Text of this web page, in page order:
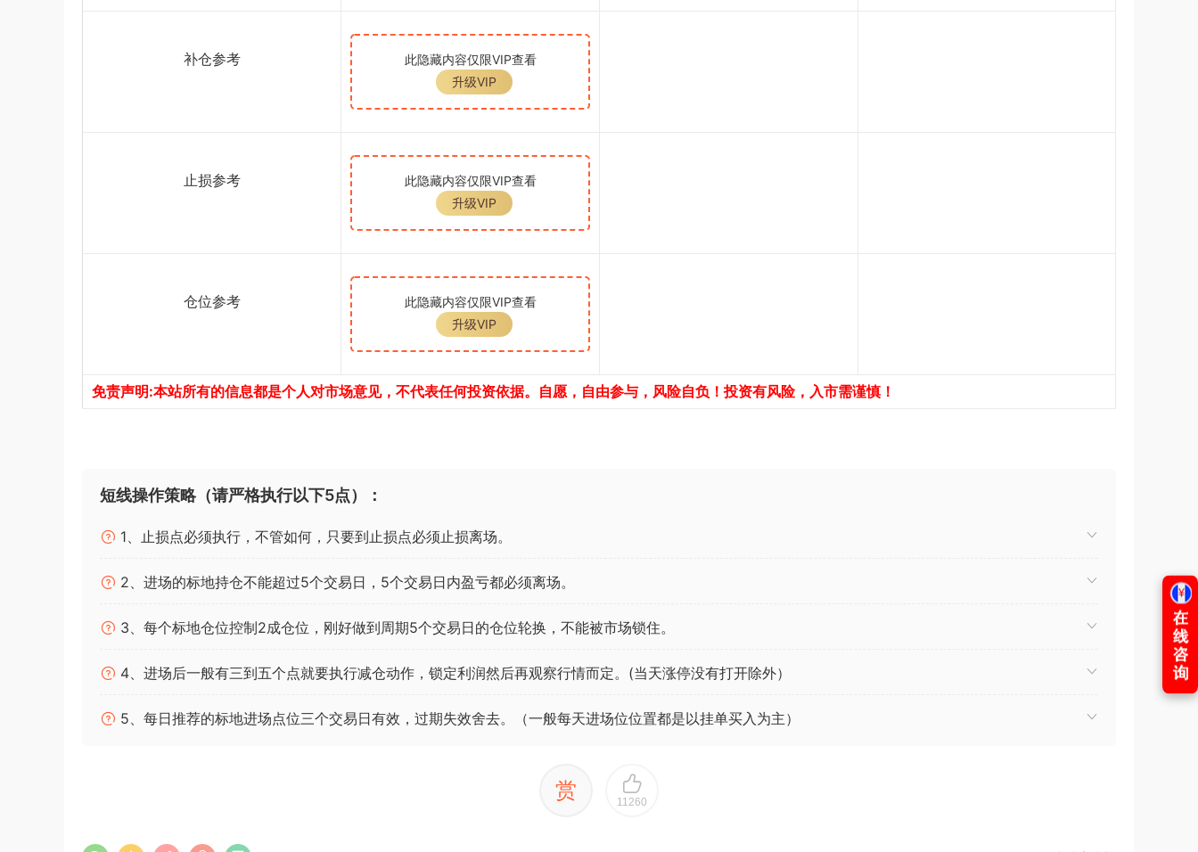
补仓参考
此隐藏内容仅限VIP查看
升级VIP
止损参考
此隐藏内容仅限VIP查看
升级VIP
仓位参考
此隐藏内容仅限VIP查看
升级VIP
免责声明:本站所有的信息都是个人对市场意见，不代表任何投资依据。自愿，自由参与，风险自负！投资有风险，入市需谨慎！
短线操作策略（请严格执行以下5点）：
1、止损点必须执行，不管如何，只要到止损点必须止损离场。
2、进场的标地持仓不能超过5个交易日，5个交易日内盈亏都必须离场。
3、每个标地仓位控制2成仓位，刚好做到周期5个交易日的仓位轮换，不能被市场锁住。
4、进场后一般有三到五个点就要执行减仓动作，锁定利润然后再观察行情而定。(当天涨停没有打开除外）
5、每日推荐的标地进场点位三个交易日有效，过期失效舍去。（一般每天进场位位置都是以挂单买入为主）
赏 11260